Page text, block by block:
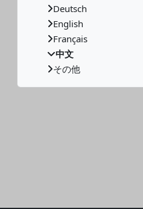
Deutsch
English
Français
中文
その他